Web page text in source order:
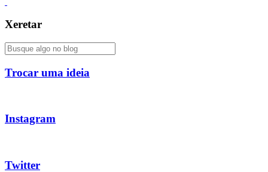
Xeretar
Trocar uma ideia
Instagram
Twitter